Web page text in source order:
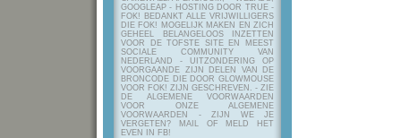
GOOGLEAP - HOSTING DOOR TRUE -
FOK! BEDANKT ALLE VRIJWILLIGERS
DIE FOK! MOGELIJK MAKEN EN ZICH
GEHEEL BELANGELOOS INZETTEN
VOOR DE TOFSTE SITE EN MEEST
SOCIALE COMMUNITY VAN
NEDERLAND - UITZONDERING OP
VOORGAANDE ZIJN DELEN VAN DE
BRONCODE DIE DOOR GLOWMOUSE
VOOR FOK! ZIJN GESCHREVEN. - ZIE
DE ALGEMENE VOORWAARDEN
VOOR ONZE ALGEMENE
VOORWAARDEN - ZIJN WE JE
VERGETEN? MAIL OF MELD HET
EVEN IN FB!